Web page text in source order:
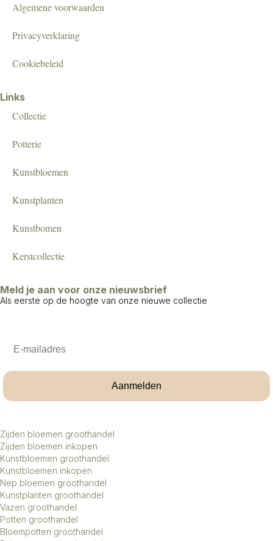
Algemene voorwaarden
Privacyverklaring
Cookiebeleid
Links
Collectie
Potterie
Kunstbloemen
Kunstplanten
Kunstbomen
Kerstcollectie
Meld je aan voor onze nieuwsbrief
Als eerste op de hoogte van onze nieuwe collectie
Aanmelden
Zijden bloemen groothandel
Zijden bloemen inkopen
Kunstbloemen groothandel
Kunstbloemen inkopen
Nep bloemen groothandel
Kunstplanten groothandel
Vazen groothandel
Potten groothandel
Bloempotten groothandel